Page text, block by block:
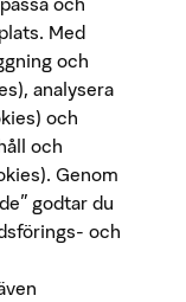
Med
och
analysera
och
och
Genom
godtar du
och